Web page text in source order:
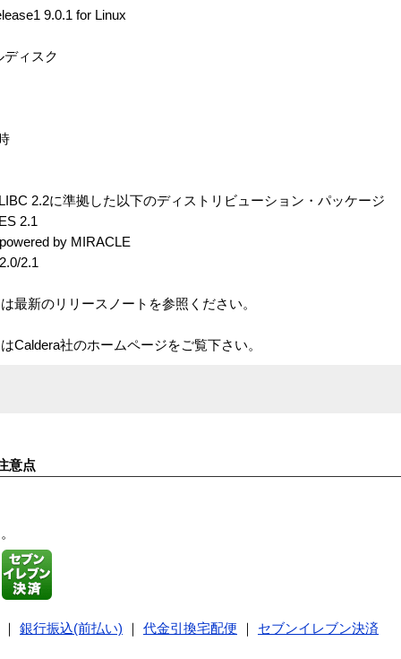
9.0.1 for Linux
ィスク
2.2に準拠した以下のディストリビューション・パッケージ
2.1
by MIRACLE
2.1
新のリリースノートを参照ください。
社のホームページをご覧下さい。
意点
銀行振込(前払い) 代金引換宅配便 セブンイレブン決済